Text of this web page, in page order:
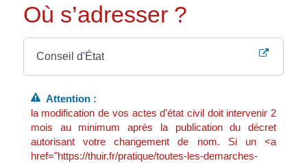
Où s’adresser ?
Conseil d'État
Attention :
la modification de vos actes d'état civil doit intervenir 2
mois au minimum après la publication du décret
autorisant votre changement de nom. Si un <a
href="https://thuir.fr/pratique/toutes-les-demarches-